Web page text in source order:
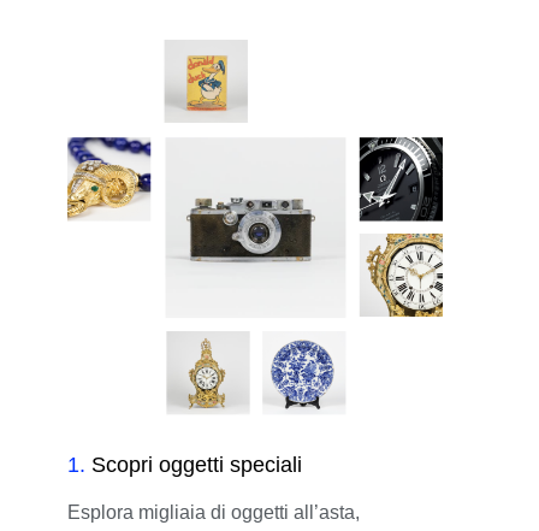
1. Scopri oggetti speciali
Esplora migliaia di oggetti all’asta,